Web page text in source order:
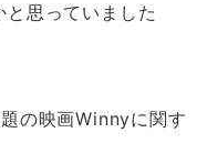
思っていました
の映画Winnyに関す